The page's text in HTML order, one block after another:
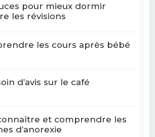
pour mieux dormir
les révisions
les cours après bébé
d’avis sur le café
et comprendre les
d’anorexie